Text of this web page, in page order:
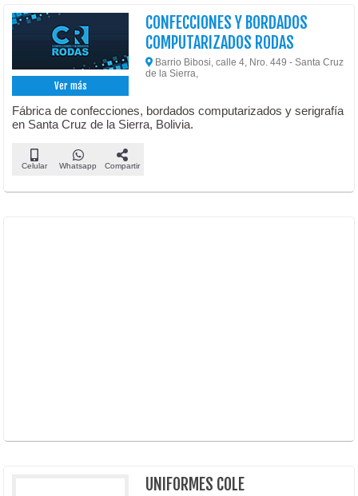
Ver más
CONFECCIONES Y BORDADOS
COMPUTARIZADOS RODAS
Barrio Bibosi, calle 4, Nro. 449 - Santa Cruz
de la Sierra,
Fábrica de confecciones, bordados computarizados y serigrafía
en Santa Cruz de la Sierra, Bolivia.
Celular Whatsapp Compartir
UNIFORMES COLE